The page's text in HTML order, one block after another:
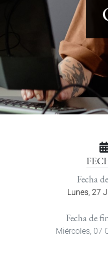
Fecha
Lunes, 27
Fecha de
Miércoles, 07